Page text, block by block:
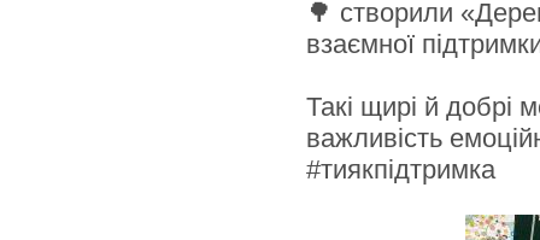
🌳 створили
взаємної
Такі щирі й добрі
важливість
#тиякпідтримка